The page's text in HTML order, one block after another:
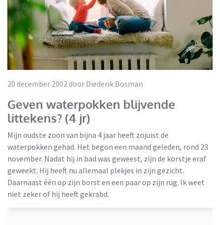
20 december 2002 door Diederik Bosman
Geven waterpokken blijvende
littekens? (4 jr)
Mijn oudste zoon van bijna 4 jaar heeft zojuist de
waterpokken gehad. Het begon een maand geleden, rond 23
november. Nadat hij in bad was geweest, zijn de korstje eraf
geweekt. Hij heeft nu allemaal plekjes in zijn gezicht.
Daarnaast één op zijn borst en een paar op zijn rug. Ik weet
niet zeker of hij heeft gekrabd.